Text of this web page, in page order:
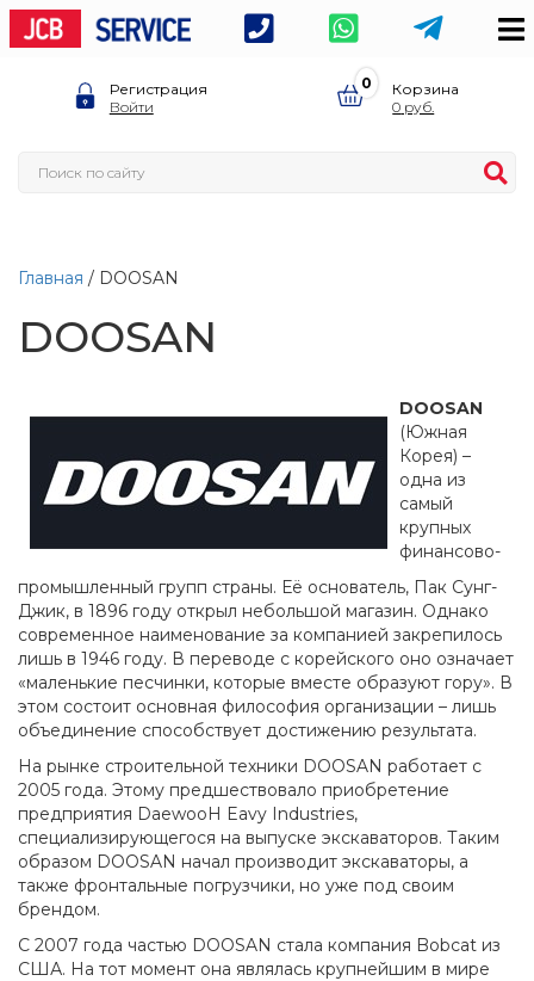
Регистрация
Войти
0
Корзина
0
Главная / DOOSAN
DOOSAN
DOOSAN
(Южная
Корея) –
одна из
самый
крупных
финансово-
промышленный групп страны. Её основатель, Пак Сунг-
Джик, в 1896 году открыл небольшой магазин. Однако
современное наименование за компанией закрепилось
лишь в 1946 году. В переводе с корейского оно означает
«маленькие песчинки, которые вместе образуют гору». В
этом состоит основная философия организации – лишь
объединение способствует достижению результата.
На рынке строительной техники DOOSAN работает с
2005 года. Этому предшествовало приобретение
предприятия DaewooH Eavy Industries,
специализирующегося на выпуске экскаваторов. Таким
образом DOOSAN начал производит экскаваторы, а
также фронтальные погрузчики, но уже под своим
брендом.
С 2007 года частью DOOSAN стала компания Bobcat из
США. На тот момент она являлась крупнейшим в мире